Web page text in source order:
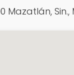
Sin.,